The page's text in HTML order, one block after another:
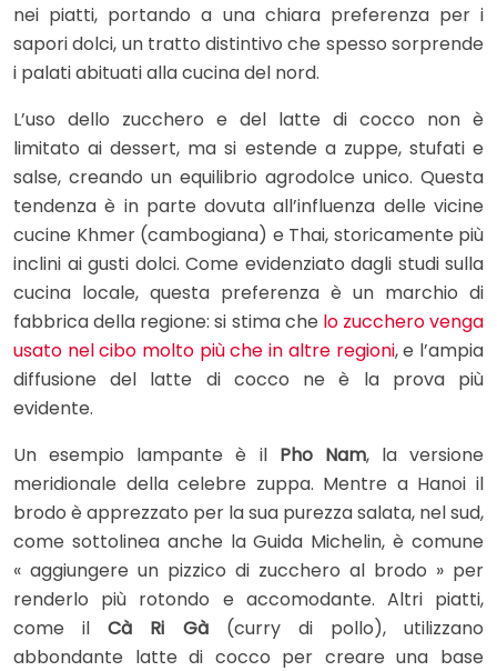
nei piatti, portando a una chiara preferenza per i
sapori dolci, un tratto distintivo che spesso sorprende
i palati abituati alla cucina del nord.
L’uso dello zucchero e del latte di cocco non è
limitato ai dessert, ma si estende a zuppe, stufati e
salse, creando un equilibrio agrodolce unico. Questa
tendenza è in parte dovuta all’influenza delle vicine
cucine Khmer (cambogiana) e Thai, storicamente più
inclini ai gusti dolci. Come evidenziato dagli studi sulla
cucina locale, questa preferenza è un marchio di
fabbrica della regione: si stima che lo zucchero venga
usato nel cibo molto più che in altre regioni, e l’ampia
diffusione del latte di cocco ne è la prova più
evidente.
Un esempio lampante è il Pho Nam, la versione
meridionale della celebre zuppa. Mentre a Hanoi il
brodo è apprezzato per la sua purezza salata, nel sud,
come sottolinea anche la Guida Michelin, è comune
« aggiungere un pizzico di zucchero al brodo » per
renderlo più rotondo e accomodante. Altri piatti,
come ilCà Ri Gà(curry di pollo), utilizzano
abbondante latte di cocco per creare una base